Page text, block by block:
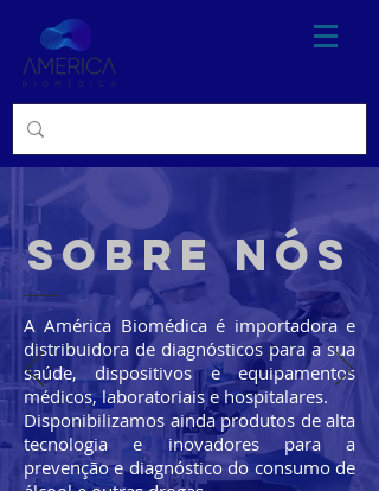
A América Biomédica é importadora e
distribuidora de diagnósticos para a sua
saúde, dispositivos e equipamentos
médicos, laboratoriais e hospitalares.
Disponibilizamos ainda produtos de alta
tecnologia e inovadores para a
prevenção e diagnóstico do consumo de
sobre nós